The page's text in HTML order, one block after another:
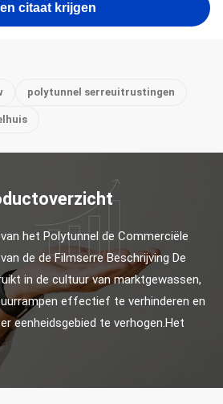
citaat krijgen
polytunnel serreuitrustingen
het Polytunnel de Commerciële
de de Filmserre Beschrijving De
in de cultuur van marktgewassen,
effectief te verhinderen en
eenheidsgebied te verhogen.Het